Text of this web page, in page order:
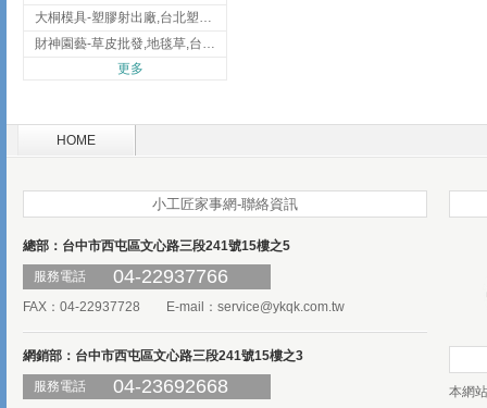
大桐模具-塑膠射出廠,台北塑膠射出廠
財神園藝-草皮批發,地毯草,台北草,彰化地毯草,彰化台北草
更多
HOME
小工匠家事網-聯絡資訊
總部：台中市西屯區文心路三段241號15樓之5
服務電話
04-22937766
FAX：04-22937728 E-mail： service@ykqk.com.tw
網銷部：台中市西屯區文心路三段241號15樓之3
服務電話
04-23692668
本網